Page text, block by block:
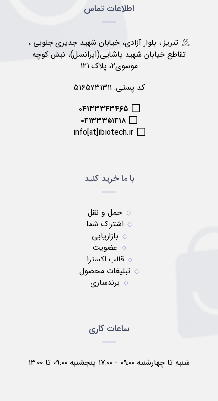
اطلاعات تماس
تبریز ، بلوار آزادی، خیابان شهید جدیری جنوبی ،
تقاطع خیابان شهید پاشایی(ایرانسل)، نبش کوچه
موسوی۲، پلاک ۱۲۱
کد پستی: ۵۱۶۵۷۳۱۳۱۱
۰۴۱۳۳۳۴۳۴۶۵
۰۴۱۳۳۳۵۱۴۱۸
info[at]ibiotech.ir
با ما خرید کنید
حمل و نقل
اشتراک شما
بازاریابی
عضویت
قالب اکسترا
تبلیغات محصول
برندسازی
ساعات کاری
شنبه تا چهارشنبه ۰۹:۰۰ - ۱۷:۰۰ پنجشنبه ۰۹:۰۰ تا ۱۳:۰۰